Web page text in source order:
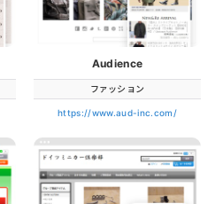
Audience
ファッション
https://www.aud-inc.com/